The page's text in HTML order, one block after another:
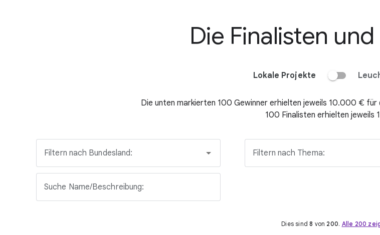
Die Finalisten
Lokale Projekte
Die unten markierten 100 Gewinner erhielten jeweils 10.000 € für
100 Finalisten erhielten jeweils
Filtern nach Bundesland: Filtern nach Thema:
Suche Name/Beschreibung:
Dies sind8 von 200. Alle 200